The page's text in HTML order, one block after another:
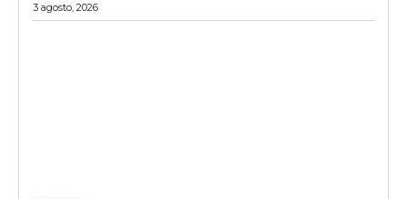
3 agosto, 2026